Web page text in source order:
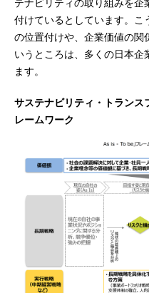
テナビリティの取り組みを
付けているとしています。こ
の位置付けや、企業価値の関
いうところは、多くの日本
ます。
サステナビリティ・トランス
レームワーク